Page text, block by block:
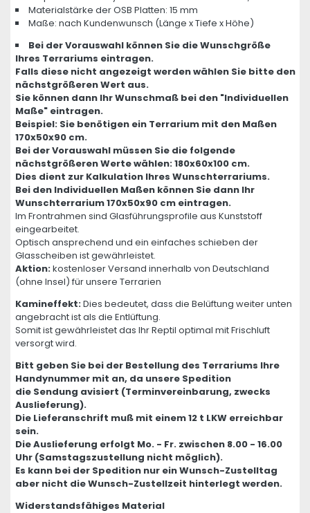
Materialstärke der OSB Platten: 15 mm
Maße: nach Kundenwunsch (Länge x Tiefe x Höhe)
Bei der Vorauswahl können Sie die Wunschgröße
Ihres Terrariums eintragen.
Falls diese nicht angezeigt werden wählen Sie bitte den
nächstgrößeren Wert aus.
Sie können dann Ihr Wunschmaß bei den "Individuellen
Maße" eintragen.
Beispiel: Sie benötigen ein Terrarium mit den Maßen
170x50x90 cm.
Bei der Vorauswahl müssen Sie die folgende
nächstgrößeren Werte wählen: 180x60x100 cm.
Dies dient zur Kalkulation Ihres Wunschterrariums.
Bei den Individuellen Maßen können Sie dann Ihr
Wunschterrarium 170x50x90 cm eintragen.
Im Frontrahmen sind Glasführungsprofile aus Kunststoff
eingearbeitet.
Optisch ansprechend und ein einfaches schieben der
Glasscheiben ist gewährleistet.
Aktion:kostenloser Versand innerhalb von Deutschland
(ohne Insel) für unsere Terrarien
Kamineffekt:Dies bedeutet, dass die Belüftung weiter unten
angebracht ist als die Entlüftung.
Somit ist gewährleistet das Ihr Reptil optimal mit Frischluft
versorgt wird.
Bitt geben Sie bei der Bestellung des Terrariums Ihre
Handynummer mit an, da unsere Spedition
die Sendung avisiert (Terminvereinbarung, zwecks
Auslieferung).
Die Lieferanschrift muß mit einem 12 t LKW erreichbar
sein.
Die Auslieferung erfolgt Mo. - Fr. zwischen 8.00 - 16.00
Uhr (Samstagszustellung nicht möglich).
Es kann bei der Spedition nur ein Wunsch-Zustelltag
aber nicht die Wunsch-Zustellzeit hinterlegt werden.
Widerstandsfähiges Material